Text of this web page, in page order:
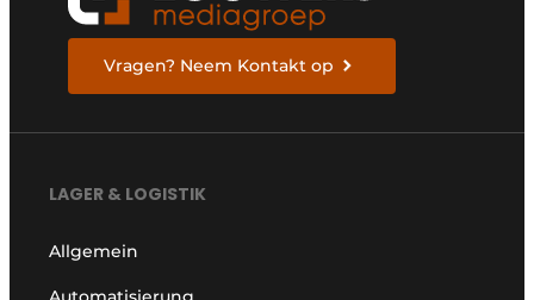
Vragen? Neem Kontakt op
LAGER & LOGISTIK
Allgemein